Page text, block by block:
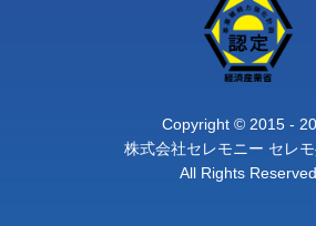
Copyright © 2015 -
株式会社セレモニー セレ
All Rights Reserved